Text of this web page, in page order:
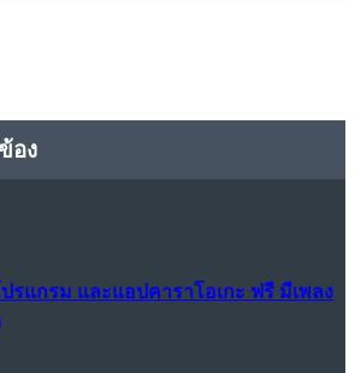
อง
ปรแกรม และแอปคาราโอเกะ ฟรี มีเพลง